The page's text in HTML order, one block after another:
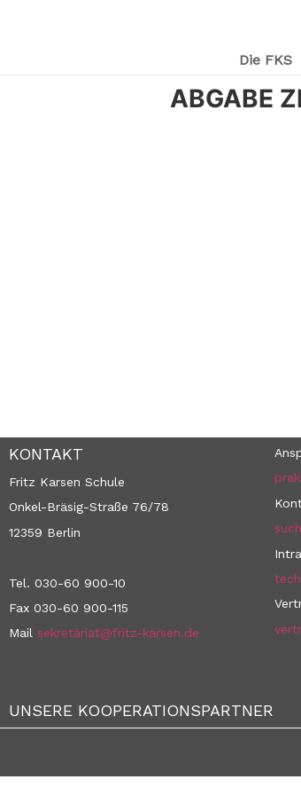
Die FKS
ABGABE
KONTAKT
Fritz Karsen Schule
Onkel-Bräsig-Straße 76/78
12359 Berlin
Tel. 030-60 900-10
Fax 030-60 900-115
Mail sekretariat@fritz-karsen.de
UNSERE KOOPERATIONSPARTNER